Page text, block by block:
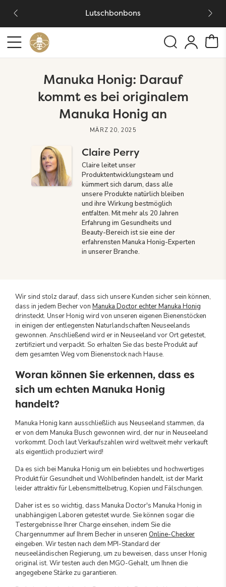
Lutschbonbons
Manuka Honig: Darauf
kommt es bei originalem
Manuka Honig an
MÄRZ 20, 2025
Claire Perry
Claire leitet unser
Produktentwicklungsteam und
kümmert sich darum, dass alle
unsere Produkte natürlich bleiben
und ihre Wirkung bestmöglich
entfalten. Mit mehr als 20 Jahren
Erfahrung im Gesundheits und
Beauty-Bereich ist sie eine der
erfahrensten Manuka Honig-Experten
in unserer Branche.
Wir sind stolz darauf, dass sich unsere Kunden sicher sein können,
dass in jedem Becher von Manuka Doctor echter Manuka Honig
drinsteckt. Unser Honig wird von unseren eigenen Bienenstöcken
in einigen der entlegensten Naturlandschaften Neuseelands
gewonnen. Anschließend wird er in Neuseeland vor Ort getestet,
zertifiziert und verpackt. So erhalten Sie das beste Produkt auf
dem gesamten Weg vom Bienenstock nach Hause.
Woran können Sie erkennen, dass es
sich um echten Manuka Honig
handelt?
Manuka Honig kann ausschließlich aus Neuseeland stammen, da
er von dem Manuka Busch gewonnen wird, der nur in Neuseeland
vorkommt. Doch laut Verkaufszahlen wird weltweit mehr verkauft
als eigentlich produziert wird!
Da es sich bei Manuka Honig um ein beliebtes und hochwertiges
Produkt für Gesundheit und Wohlbefinden handelt, ist der Markt
leider attraktiv für Lebensmittelbetrug, Kopien und Fälschungen.
Daher ist es so wichtig, dass Manuka Doctor's Manuka Honig in
unabhängigen Laboren getestet wurde. Sie können sogar die
Testergebnisse Ihrer Charge einsehen, indem Sie die
Chargennummer auf Ihrem Becher in unseren Online-Checker
eingeben. Wir testen nach dem MPI-Standard der
neuseeländischen Regierung, um zu beweisen, dass unser Honig
original ist. Wir testen auch den MGO-Gehalt, um Ihnen die
angegebene Stärke zu garantieren.